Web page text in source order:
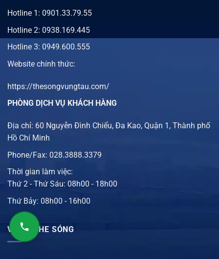
Hotline 1: 0901.33.79.55
Hotline 2: 0938.169.445
Hotline 3: 0949.600.555
Website chính thức:
https://thesongvungtau.com/
PHÒNG DỊCH VỤ KHÁCH HÀNG
Địa chỉ: 60 Nguyễn Đình Chiểu, Đa Kao, Quận 1, Thành phố
Hồ Chí Minh
Phone/Fax: 028.3888.3379
Thời gian làm việc:
Thứ 2 - Thứ Sáu: 08h00 - 18h00
Thứ Bảy: 08h00 - 16h00
VỊ TRÍ THE SÓNG